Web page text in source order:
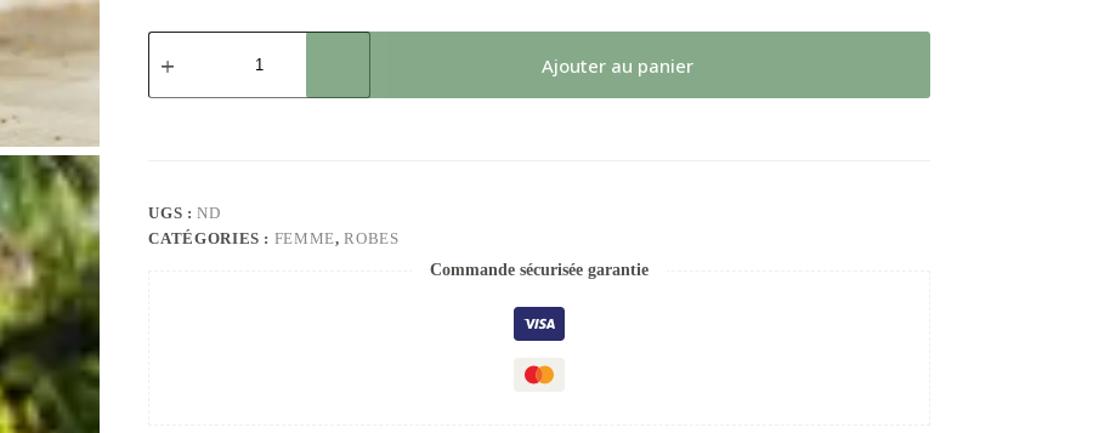
Ajouter au panier
UGS :ND
CATÉGORIES : FEMME,ROBES
Commande sécurisée garantie